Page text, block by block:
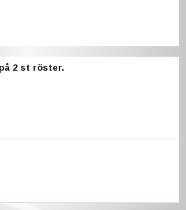
2 st röster.